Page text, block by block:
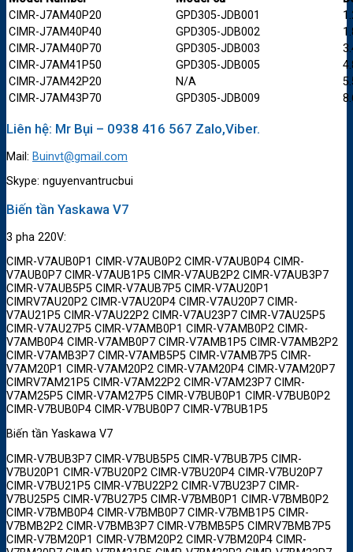
CIMR-J7AM40P20
GPD305-JDB001
CIMR-J7AM40P40
GPD305-JDB002
CIMR-J7AM40P70
GPD305-JDB003
CIMR-J7AM41P50
GPD305-JDB005
CIMR-J7AM42P20
N/A
CIMR-J7AM43P70
GPD305-JDB009
Liên hệ: Mr Bụi – 0938 416 567 Zalo,Viber.
Mail: Buinvt@gmail.com
Skype: nguyenvantrucbui
Biến tần Yaskawa V7
3 pha 220V:
CIMR-V7AUB0P1 CIMR-V7AUB0P2 CIMR-V7AUB0P4 CIMR-
V7AUB0P7 CIMR-V7AUB1P5 CIMR-V7AUB2P2 CIMR-V7AUB3P7
CIMR-V7AUB5P5 CIMR-V7AUB7P5 CIMR-V7AU20P1
CIMRV7AU20P2 CIMR-V7AU20P4 CIMR-V7AU20P7 CIMR-
V7AU21P5 CIMR-V7AU22P2 CIMR-V7AU23P7 CIMR-V7AU25P5
CIMR-V7AU27P5 CIMR-V7AMB0P1 CIMR-V7AMB0P2 CIMR-
V7AMB0P4 CIMR-V7AMB0P7 CIMR-V7AMB1P5 CIMR-V7AMB2P2
CIMR-V7AMB3P7 CIMR-V7AMB5P5 CIMR-V7AMB7P5 CIMR-
V7AM20P1 CIMR-V7AM20P2 CIMR-V7AM20P4 CIMR-V7AM20P7
CIMRV7AM21P5 CIMR-V7AM22P2 CIMR-V7AM23P7 CIMR-
V7AM25P5 CIMR-V7AM27P5 CIMR-V7BUB0P1 CIMR-V7BUB0P2
CIMR-V7BUB0P4 CIMR-V7BUB0P7 CIMR-V7BUB1P5
Biến tần Yaskawa V7
CIMR-V7BUB3P7 CIMR-V7BUB5P5 CIMR-V7BUB7P5 CIMR-
V7BU20P1 CIMR-V7BU20P2 CIMR-V7BU20P4 CIMR-V7BU20P7
CIMR-V7BU21P5 CIMR-V7BU22P2 CIMR-V7BU23P7 CIMR-
V7BU25P5 CIMR-V7BU27P5 CIMR-V7BMB0P1 CIMR-V7BMB0P2
CIMR-V7BMB0P4 CIMR-V7BMB0P7 CIMR-V7BMB1P5 CIMR-
V7BMB2P2 CIMR-V7BMB3P7 CIMR-V7BMB5P5 CIMRV7BMB7P5
CIMR-V7BM20P1 CIMR-V7BM20P2 CIMR-V7BM20P4 CIMR-